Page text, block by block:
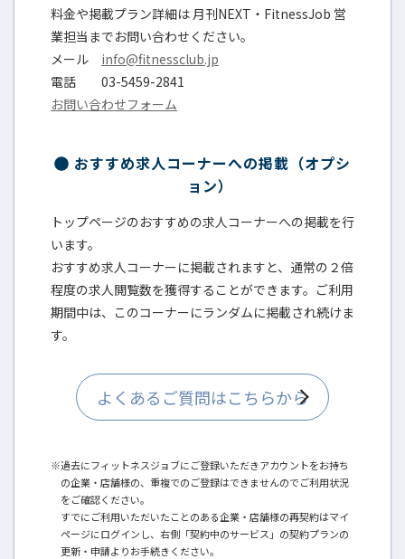
料金や掲載プラン詳細は 月刊NEXT・FitnessJob 営
業担当までお問い合わせください。
メール info@fitnessclub.jp
電話 03-5459-2841
お問い合わせフォーム
おすすめ求人コーナーへの掲載（オプシ
ョン）
トップページのおすすめの求人コーナーへの掲載を行
います。
おすすめ求人コーナーに掲載されますと、通常の２倍
程度の求人閲覧数を獲得することができます。ご利用
期間中は、このコーナーにランダムに掲載され続けま
す。
よくあるご質問はこちらから
※過去にフィットネスジョブにご登録いただきアカウントをお持ち
の企業・店舗様の、重複でのご登録はできませんのでご利用状況
をご確認ください。
すでにご利用いただいたことのある企業・店舗様の再契約はマイ
ページにログインし、右側「契約中のサービス」の契約プランの
更新・申請よりお手続きください。